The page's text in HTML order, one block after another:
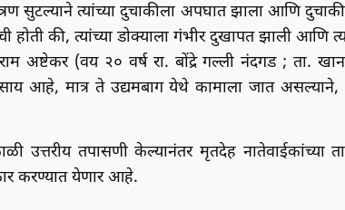
सुटल्याने त्यांच्या दुचाकीला अपघात झाला आणि
होती की, त्यांच्या डोक्याला गंभीर दुखापत झाली आणि
अष्टेकर (वय २० वर्ष रा. बोंद्रे गल्ली नंदगड ; ता.
आहे, मात्र ते उद्यमबाग येथे कामाला जात असल्याने,
उत्तरीय तपासणी केल्यानंतर मृतदेह नातेवाईकांच्या
करण्यात येणार आहे.